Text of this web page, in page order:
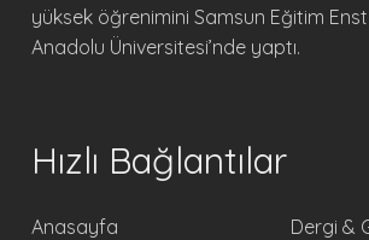
yüksek öğrenimini Samsun Eğitim
Anadolu Üniversitesi’nde yaptı.
Hızlı Bağlantılar
Anasayfa
Dergi &